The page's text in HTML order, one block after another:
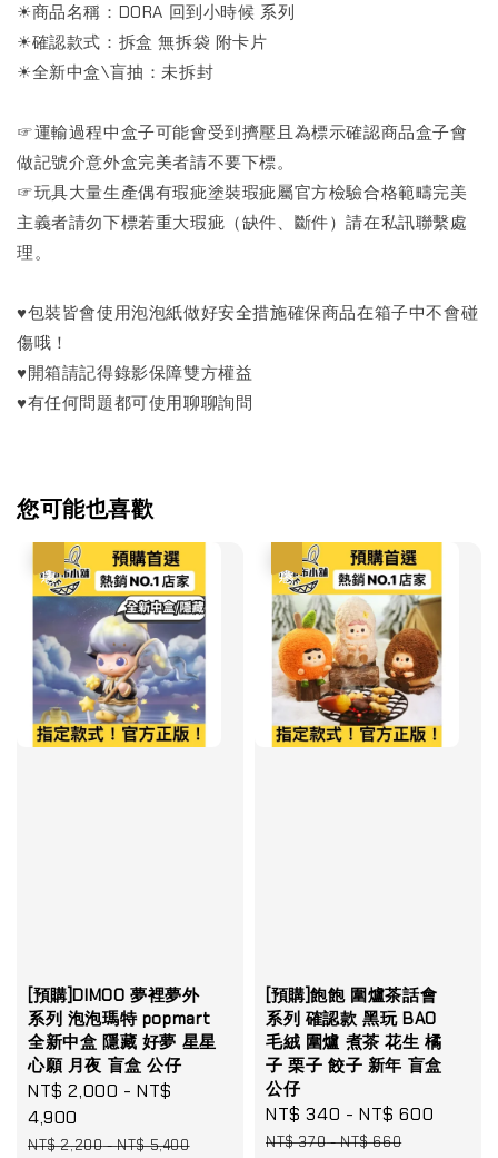
☀商品名稱：DORA 回到小時候 系列
☀確認款式：拆盒 無拆袋 附卡片
☀全新中盒\盲抽：未拆封
☞運輸過程中盒子可能會受到擠壓且為標示確認商品盒子會
做記號介意外盒完美者請不要下標。
☞玩具大量生產偶有瑕疵塗裝瑕疵屬官方檢驗合格範疇完美
主義者請勿下標若重大瑕疵（缺件、斷件）請在私訊聯繫處
理。
♥包裝皆會使用泡泡紙做好安全措施確保商品在箱子中不會碰
傷哦！
♥開箱請記得錄影保障雙方權益
♥有任何問題都可使用聊聊詢問
您可能也喜歡
[預購]DIMOO 夢裡夢外
系列 泡泡瑪特 popmart
全新中盒 隱藏 好夢 星星
心願 月夜 盲盒 公仔
Sale
price
NT$ 2,000 -NT$
4,900
Regular
NT$ 2,200-NT$ 5,400
[預購]飽飽 圍爐茶話會
系列 確認款 黑玩 BAO
毛絨 圍爐 煮茶 花生 橘
子 栗子 餃子 新年 盲盒
公仔
Sale
price
NT$ 340 -NT$ 600
NT$ 370-NT$ 660